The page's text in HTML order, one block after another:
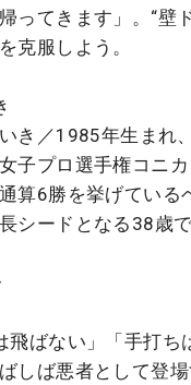
ってきます」。“壁
克服しよう。
き／1985年生まれ
子プロ選手権コニ
算6勝を挙げている
シードとなる38歳
飛ばない」「手打ち
しば悪者として登場